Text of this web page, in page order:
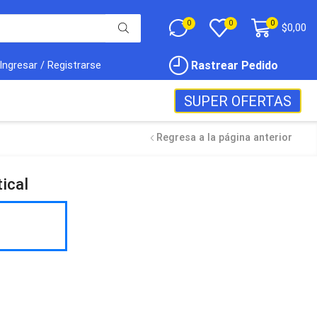
0 0 0 $0,00
Ingresar / Registrarse Rastrear Pedido
SUPER OFERTAS
Regresa a la página anterior